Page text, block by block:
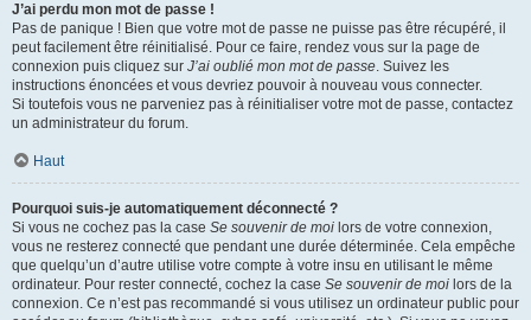
J’ai perdu mon mot de passe !
Pas de panique ! Bien que votre mot de passe ne puisse pas être récupéré, il
peut facilement être réinitialisé. Pour ce faire, rendez vous sur la page de
connexion puis cliquez sur J’ai oublié mon mot de passe. Suivez les
instructions énoncées et vous devriez pouvoir à nouveau vous connecter.
Si toutefois vous ne parveniez pas à réinitialiser votre mot de passe, contactez
un administrateur du forum.
Haut
Pourquoi suis-je automatiquement déconnecté ?
Si vous ne cochez pas la case Se souvenir de moi lors de votre connexion,
vous ne resterez connecté que pendant une durée déterminée. Cela empêche
que quelqu’un d’autre utilise votre compte à votre insu en utilisant le même
ordinateur. Pour rester connecté, cochez la case Se souvenir de moi lors de la
connexion. Ce n’est pas recommandé si vous utilisez un ordinateur public pour